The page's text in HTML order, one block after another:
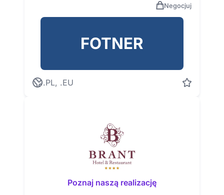
Negocjuj
FOTNER
.PL, .EU
Poznaj naszą realizację